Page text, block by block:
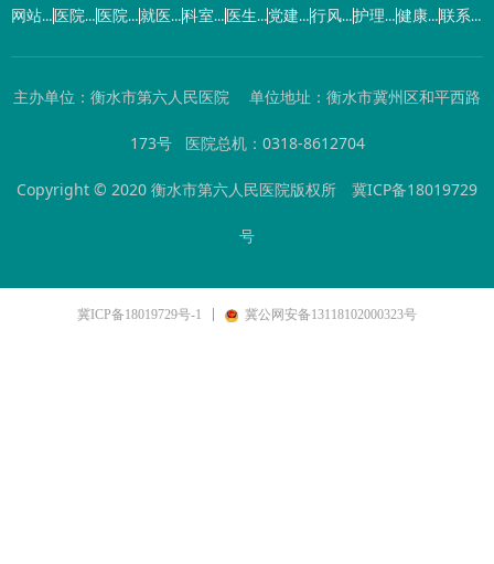
网站首页 医院概况 医院动态 就医指南 科室导航 医生介绍 党建工作 行风建设 护理园地 健康园地 联系我们
主办单位：衡水市第六人民医院 单位地址：衡水市冀州区和平西路
173号 医院总机：0318-8612704
Copyright © 2020 衡水市第六人民医院版权所 冀ICP备18019729
号
冀ICP备18019729号-1 冀公网安备13118102000323号